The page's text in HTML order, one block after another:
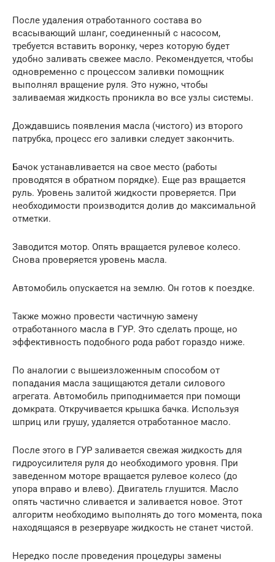
После удаления отработанного состава во
всасывающий шланг, соединенный с насосом,
требуется вставить воронку, через которую будет
удобно заливать свежее масло. Рекомендуется, чтобы
одновременно с процессом заливки помощник
выполнял вращение руля. Это нужно, чтобы
заливаемая жидкость проникла во все узлы системы.
Дождавшись появления масла (чистого) из второго
патрубка, процесс его заливки следует закончить.
Бачок устанавливается на свое место (работы
проводятся в обратном порядке). Еще раз вращается
руль. Уровень залитой жидкости проверяется. При
необходимости производится долив до максимальной
отметки.
Заводится мотор. Опять вращается рулевое колесо.
Снова проверяется уровень масла.
Автомобиль опускается на землю. Он готов к поездке.
Также можно провести частичную замену
отработанного масла в ГУР. Это сделать проще, но
эффективность подобного рода работ гораздо ниже.
По аналогии с вышеизложенным способом от
попадания масла защищаются детали силового
агрегата. Автомобиль приподнимается при помощи
домкрата. Откручивается крышка бачка. Используя
шприц или грушу, удаляется отработанное масло.
После этого в ГУР заливается свежая жидкость для
гидроусилителя руля до необходимого уровня. При
заведенном моторе вращается рулевое колесо (до
упора вправо и влево). Двигатель глушится. Масло
опять частично сливается и заливается новое. Этот
алгоритм необходимо выполнять до того момента, пока
находящаяся в резервуаре жидкость не станет чистой.
Нередко после проведения процедуры замены